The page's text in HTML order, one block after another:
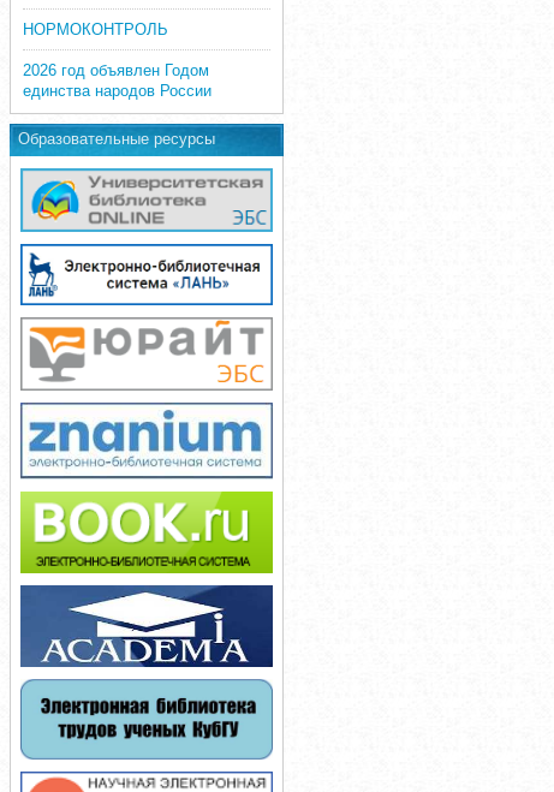
НОРМОКОНТРОЛЬ
2026 год объявлен Годом
единства народов России
Образовательные ресурсы